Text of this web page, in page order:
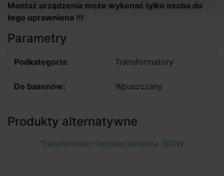
Montaż urządzenia może wykonać tylko osoba do
tego uprawniona !!!
Parametry
Podkategoria: Transformatory
Do basenów: Wpuszczany
Produkty alternatywne
Transformator bezpieczeństwa 300W